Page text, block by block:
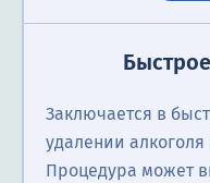
Заключается в
удалении
Процедура может